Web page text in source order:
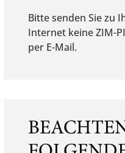
Bitte senden Sie zu
Internet keine ZIM-
per E-Mail.